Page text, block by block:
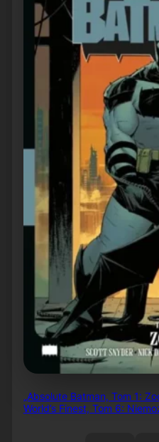
„Absolute Batman, Tom 1:
World’s Finest, Tom 6: